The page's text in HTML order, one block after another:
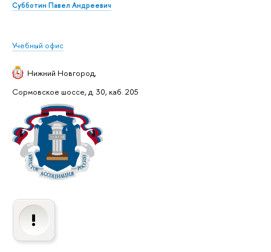
Субботин Павел Андреевич
Учебный офис
Нижний Новгород,
Сормовское шоссе, д. 30, каб. 205